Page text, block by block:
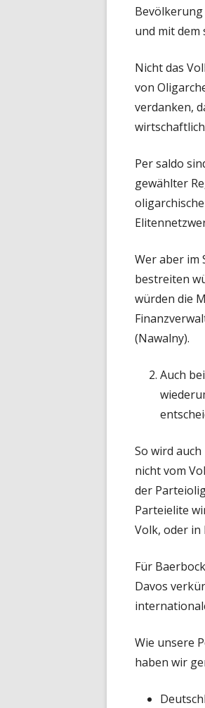
und mit dem
Nicht das
von
verdanken,
Per saldo
gewählter
Wer aber im
bestreiten
würden die
(Nawalny).
Auch
So wird
nicht vom
der
Parteielite
Volk, oder in
Für
Davos
Wie unsere
haben wir